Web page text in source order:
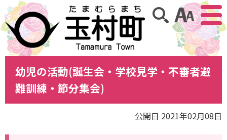
アクセ
サイト内検索
幼児の活動(誕生会・学校見学・不審者避
難訓練・節分集会)
公開日 2021年02月08日